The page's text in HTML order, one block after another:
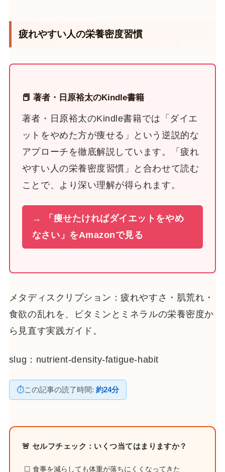
疲れやすい人の栄養密度習慣
📕 著者・日原裕太のKindle書籍
著者・日原裕太のKindle書籍では「ダイエ
ットをやめた方が痩せる」という逆説的な
アプローチを徹底解説しています。「疲れ
やすい人の栄養密度習慣」と合わせて読む
ことで、より深い理解が得られます。
→ 「痩せたければダイエットをやめ
なさい」をAmazonで見る
メタディスクリプション：疲れやすさ・肌荒れ・
食欲の乱れを、ビタミンとミネラルの栄養密度か
ら見直す実践ガイド。
slug：nutrient-density-fatigue-habit
⏱この記事の読了時間: 約24分
🚨 セルフチェック：いくつ当てはまりますか？
☐ 食事を減らしても体重が落ちにくくなってきた